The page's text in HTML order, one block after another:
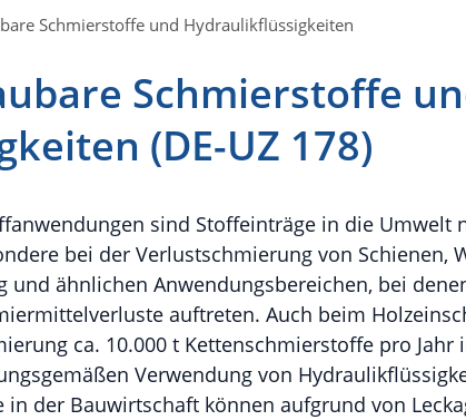
Schmierstoffe und Hydraulikflüssigkeiten
Schmierstoffe
(DE-UZ 178)
sind Stoffeinträge in die Umwelt
bei der Verlustschmierung von Schienen,
und ähnlichen Anwendungsbereichen, bei
auftreten. Auch beim
ca. 10.000 t Kettenschmierstoffe pro Jahr
Verwendung von
der Bauwirtschaft können aufgrund von